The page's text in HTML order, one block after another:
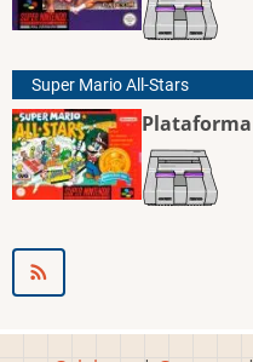
Super Mario All-Stars
Plataforma